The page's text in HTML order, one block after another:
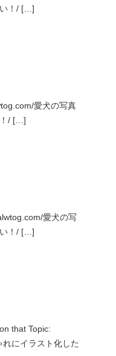
い！/ […]
愛犬の写真
！/ […]
愛犬の写
い！/ […]
that Topic:
にイラスト化した